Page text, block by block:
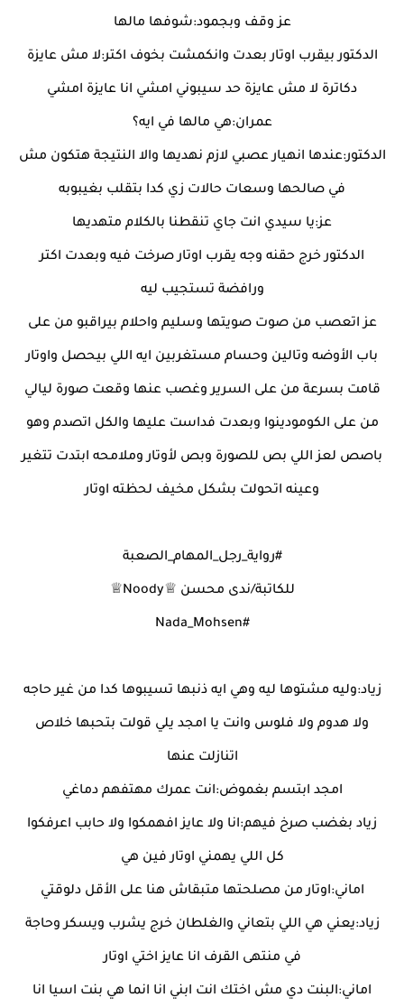
عز وقف وبجمود:شوفها مالها
الدكتور بيقرب اوتار بعدت وانكمشت بخوف اكتر:لا مش عايزة
دكاترة لا مش عايزة حد سيبوني امشي انا عايزة امشي
عمران:هي مالها في ايه؟
الدكتور:عندها انهيار عصبي لازم نهديها والا النتيجة هتكون مش
في صالحها وسعات حالات زي كدا بتقلب بغيبوبه
عز:يا سيدي انت جاي تنقطنا بالكلام متهديها
الدكتور خرج حقنه وجه يقرب اوتار صرخت فيه وبعدت اكتر
ورافضة تستجيب ليه
عز اتعصب من صوت صويتها وسليم واحلام بيراقبو من على
باب الأوضه وتالين وحسام مستغربين ايه اللي بيحصل واوتار
قامت بسرعة من على السرير وغصب عنها وقعت صورة ليالي
من على الكومودينوا وبعدت فداست عليها والكل اتصدم وهو
باصص لعز اللي بص للصورة وبص لأوتار وملامحه ابتدت تتغير
وعينه اتحولت بشكل مخيف لحظته اوتار
#رواية_رجل_المهام_الصعبة
للكاتبة/ندى محسن ♕Noody♕
#Nada_Mohsen
زياد:وليه مشتوها ليه وهي ايه ذنبها تسيبوها كدا من غير حاجه
ولا هدوم ولا فلوس وانت يا امجد يلي قولت بتحبها خلاص
اتنازلت عنها
امجد ابتسم بغموض:انت عمرك مهتفهم دماغي
زياد بغضب صرخ فيهم:انا ولا عايز افهمكوا ولا حابب اعرفكوا
كل اللي يهمني اوتار فين هي
اماني:اوتار من مصلحتها متبقاش هنا على الأقل دلوقتي
زياد:يعني هي اللي بتعاني والغلطان خرج يشرب ويسكر وحاجة
في منتهى القرف انا عايز اختي اوتار
اماني:البنت دي مش اختك انت ابني انا انما هي بنت اسيا انا